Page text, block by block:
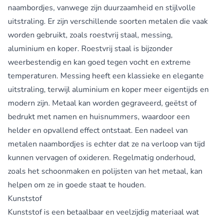
naambordjes, vanwege zijn duurzaamheid en stijlvolle
uitstraling. Er zijn verschillende soorten metalen die vaak
worden gebruikt, zoals roestvrij staal, messing,
aluminium en koper. Roestvrij staal is bijzonder
weerbestendig en kan goed tegen vocht en extreme
temperaturen. Messing heeft een klassieke en elegante
uitstraling, terwijl aluminium en koper meer eigentijds en
modern zijn. Metaal kan worden gegraveerd, geëtst of
bedrukt met namen en huisnummers, waardoor een
helder en opvallend effect ontstaat. Een nadeel van
metalen naambordjes is echter dat ze na verloop van tijd
kunnen vervagen of oxideren. Regelmatig onderhoud,
zoals het schoonmaken en polijsten van het metaal, kan
helpen om ze in goede staat te houden.
Kunststof
Kunststof is een betaalbaar en veelzijdig materiaal wat